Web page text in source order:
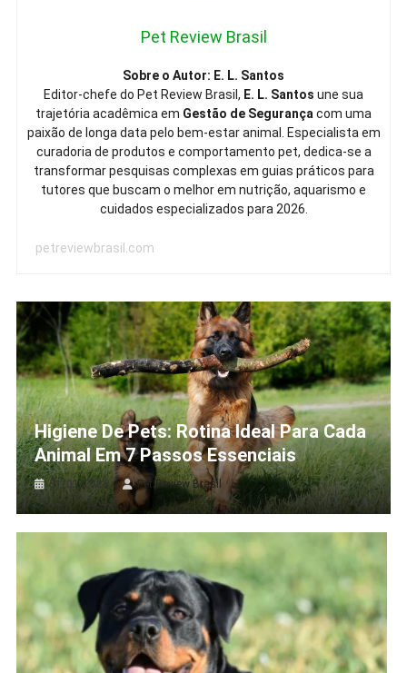
Pet Review Brasil
Sobre o Autor: E. L. Santos
Editor-chefe do Pet Review Brasil, E. L. Santos une sua
trajetória acadêmica em Gestão de Segurançacom uma
paixão de longa data pelo bem-estar animal. Especialista em
curadoria de produtos e comportamento pet, dedica-se a
transformar pesquisas complexas em guias práticos para
tutores que buscam o melhor em nutrição, aquarismo e
cuidados especializados para 2026.
petreviewbrasil.com
Higiene De Pets: Rotina Ideal Para Cada
Animal Em 7 Passos Essenciais
31/01/2026 Pet Review Brasil